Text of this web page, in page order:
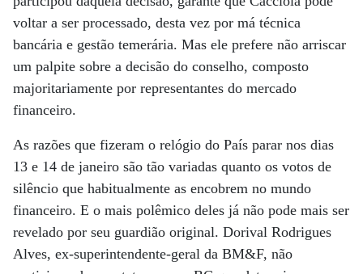
voltar a ser processado, desta vez por má técnica
bancária e gestão temerária. Mas ele prefere não arriscar
um palpite sobre a decisão do conselho, composto
majoritariamente por representantes do mercado
financeiro.
As razões que fizeram o relógio do País parar nos dias
13 e 14 de janeiro são tão variadas quanto os votos de
silêncio que habitualmente as encobrem no mundo
financeiro. E o mais polêmico deles já não pode mais ser
revelado por seu guardião original. Dorival Rodrigues
Alves, ex-superintendente-geral da BM&F, não